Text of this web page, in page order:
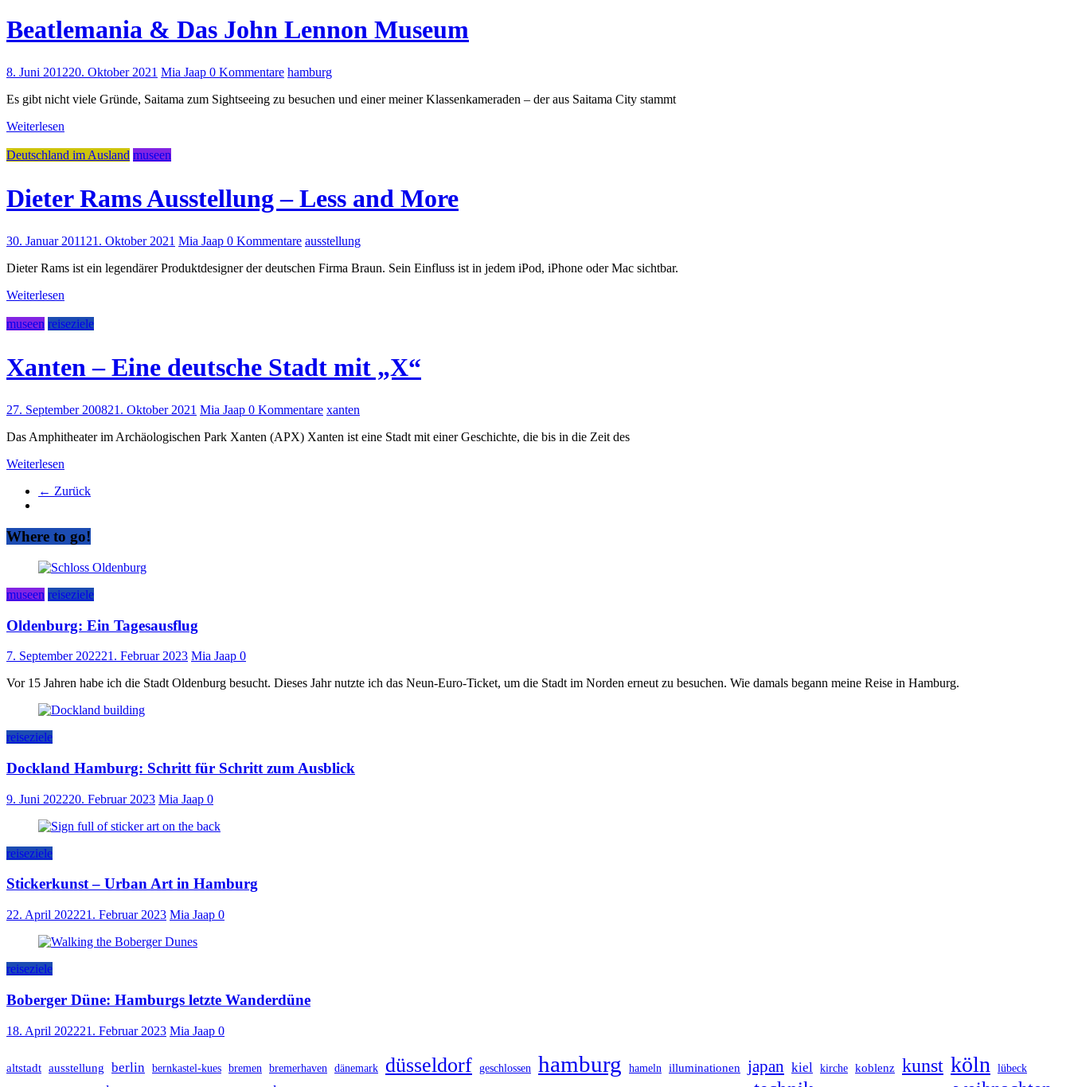
Beatlemania & Das John Lennon Museum
8. Juni 201220. Oktober 2021 Mia Jaap 0 Kommentare hamburg
Es gibt nicht viele Gründe, Saitama zum Sightseeing zu besuchen und einer meiner Klassenkameraden – der aus Saitama City stammt
Weiterlesen
Deutschland im Ausland museen
Dieter Rams Ausstellung – Less and More
30. Januar 2011 21. Oktober 2021 Mia Jaap 0 Kommentare ausstellung
Dieter Rams ist ein legendärer Produktdesigner der deutschen Firma Braun. Sein Einfluss ist in jedem iPod, iPhone oder Mac sichtbar.
Weiterlesen
museen reiseziele
Xanten – Eine deutsche Stadt mit „X“
27. September 200821. Oktober 2021 Mia Jaap 0 Kommentare xanten
Das Amphitheater im Archäologischen Park Xanten (APX) Xanten ist eine Stadt mit einer Geschichte, die bis in die Zeit des
Weiterlesen
← Zurück
Where to go!
museen reiseziele
Oldenburg: Ein Tagesausflug
7. September 202221. Februar 2023 Mia Jaap 0
Vor 15 Jahren habe ich die Stadt Oldenburg besucht. Dieses Jahr nutzte ich das Neun-Euro-Ticket, um die Stadt im Norden erneut zu besuchen. Wie damals begann meine Reise in Hamburg.
reiseziele
Dockland Hamburg: Schritt für Schritt zum Ausblick
9. Juni 202220. Februar 2023 Mia Jaap 0
reiseziele
Stickerkunst – Urban Art in Hamburg
22. April 202221. Februar 2023 Mia Jaap 0
reiseziele
Boberger Düne: Hamburgs letzte Wanderdüne
18. April 202221. Februar 2023 Mia Jaap 0
altstadt ausstellung berlin bernkastel-kues bremen bremerhaven dänemark düsseldorf geschlossen hamburg hameln illuminationen japan kiel kirche koblenz kunst köln lübeck